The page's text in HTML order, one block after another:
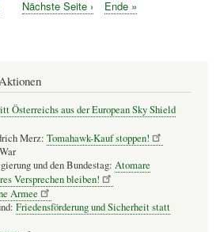
Nächste
Nächste Seite ›
Letzte
Ende »
Österreichs aus der European Sky Shield
Merz: Tomahawk-Kauf stoppen!
und den Bundestag: Atomare
Versprechen bleiben!
Armee
Friedensförderung und Sicherheit statt